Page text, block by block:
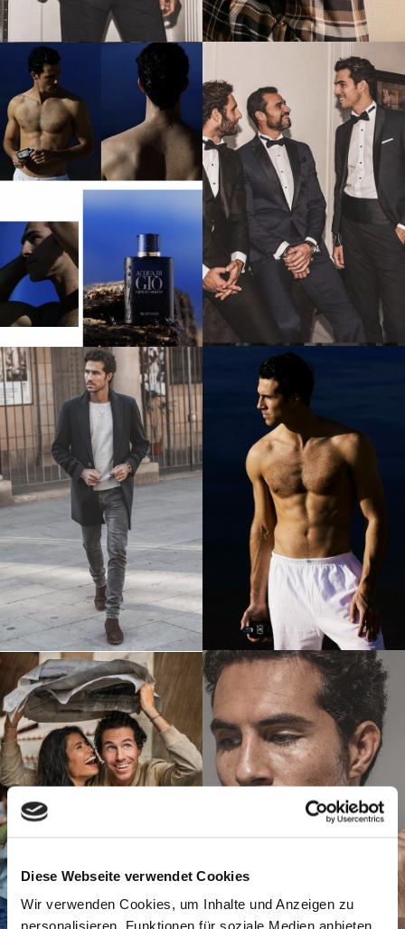
Diese Webseite verwendet Cookies
Wir verwenden Cookies, um Inhalte und Anzeigen zu
personalisieren, Funktionen für soziale Medien anbieten